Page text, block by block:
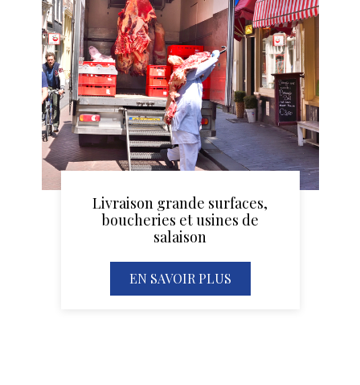
Livraison grande surfaces,
boucheries et usines de
salaison
EN SAVOIR PLUS